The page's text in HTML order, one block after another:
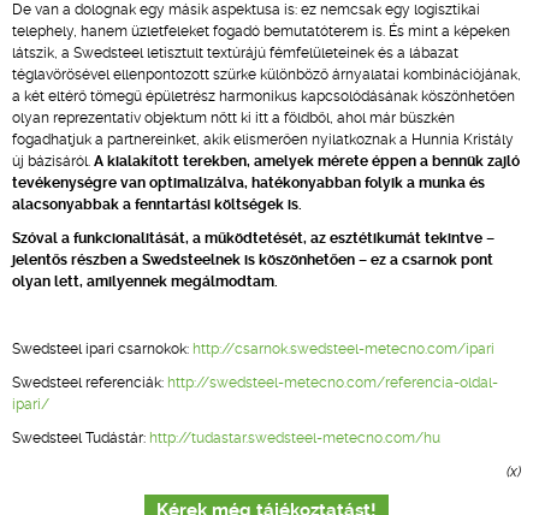
De van a dolognak egy másik aspektusa is: ez nemcsak egy logisztikai
telephely, hanem üzletfeleket fogadó bemutatóterem is. És mint a képeken
látszik, a Swedsteel letisztult textúrájú fémfelületeinek és a lábazat
téglavörösével ellenpontozott szürke különböző árnyalatai kombinációjának,
a két eltérő tömegű épületrész harmonikus kapcsolódásának köszönhetően
olyan reprezentatív objektum nőtt ki itt a földből, ahol már büszkén
fogadhatjuk a partnereinket, akik elismerően nyilatkoznak a Hunnia Kristály
új bázisáról. A kialakított terekben, amelyek mérete éppen a bennük zajló
tevékenységre van optimalizálva, hatékonyabban folyik a munka és
alacsonyabbak a fenntartási költségek is.
Szóval a funkcionalitását, a működtetését, az esztétikumát tekintve –
jelentős részben a Swedsteelnek is köszönhetően – ez a csarnok pont
olyan lett, amilyennek megálmodtam.
Swedsteel ipari csarnokok: http://csarnok.swedsteel-metecno.com/ipari
Swedsteel referenciák: http://swedsteel-metecno.com/referencia-oldal-
ipari/
Swedsteel Tudástár: http://tudastar.swedsteel-metecno.com/hu
(x)